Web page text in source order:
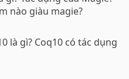
nào giàu magie?
là gì? Coq10 có tác dụng